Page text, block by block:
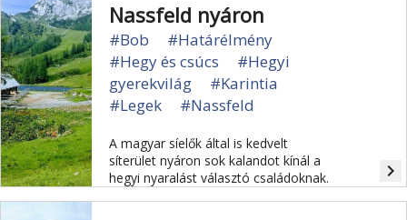
Nassfeld nyáron
#Bob
#Határélmény
#Hegy és csúcs
#Hegyi
gyerekvilág
#Karintia
#Legek
#Nassfeld
A magyar síelők által is kedvelt
síterület nyáron sok kalandot kínál a
hegyi nyaralást választó családoknak.
navigate_next